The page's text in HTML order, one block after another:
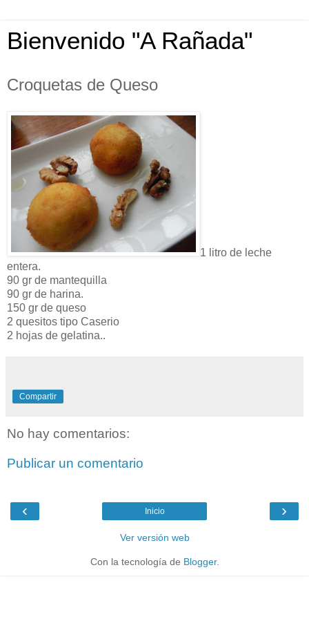
Bienvenido "A Rañada"
Croquetas de Queso
1 litro de leche
entera.
90 gr de mantequilla
90 gr de harina.
150 gr de queso
2 quesitos tipo Caserio
2 hojas de gelatina..
Compartir
No hay comentarios:
Publicar un comentario
‹ ›
Inicio
Ver versión web
Con la tecnología de Blogger.